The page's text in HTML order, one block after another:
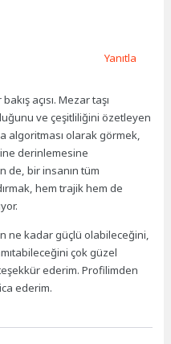
açısı. Mezar taşı
ve çeşitliliğini özetleyen
algoritması olarak görmek,
derinlemesine
de, bir insanın tüm
hem trajik hem de
ne kadar güçlü olabileceğini,
çok güzel
ederim. Profilimden
ederim.
Yanıtla